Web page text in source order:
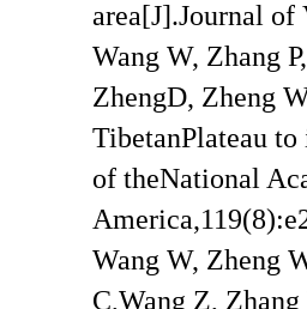
area[J].Journal of
Wang W, Zhang
ZhengD, Zheng
TibetanPlateau
of theNational
Wang W, Zheng
C,Wang Z,